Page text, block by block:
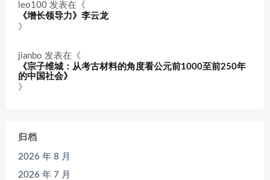
leo100 发表在《
《增长领导力》李云龙
》
jianbo 发表在《
《宗子维城：从考古材料的角度看公元前1000至前250年
的中国社会》
》
归档
2026 年 8 月
2026 年 7 月